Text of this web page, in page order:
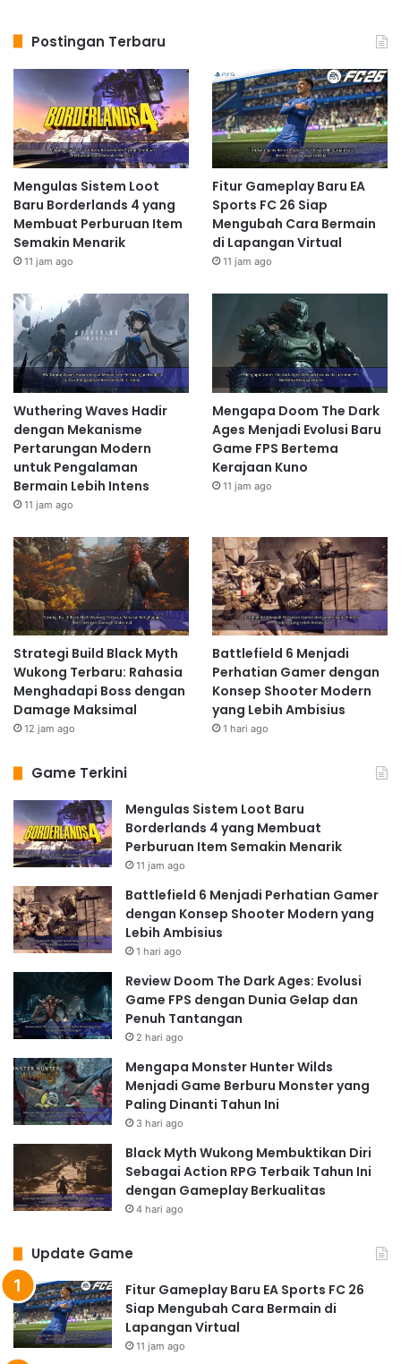
Postingan Terbaru
Mengulas Sistem Loot
Baru Borderlands 4 yang
Membuat Perburuan Item
Semakin Menarik
11 jam ago
Fitur Gameplay Baru EA
Sports FC 26 Siap
Mengubah Cara Bermain
di Lapangan Virtual
11 jam ago
Wuthering Waves Hadir
dengan Mekanisme
Pertarungan Modern
untuk Pengalaman
Bermain Lebih Intens
11 jam ago
Mengapa Doom The Dark
Ages Menjadi Evolusi Baru
Game FPS Bertema
Kerajaan Kuno
11 jam ago
Strategi Build Black Myth
Wukong Terbaru: Rahasia
Menghadapi Boss dengan
Damage Maksimal
12 jam ago
Battlefield 6 Menjadi
Perhatian Gamer dengan
Konsep Shooter Modern
yang Lebih Ambisius
1 hari ago
Game Terkini
Mengulas Sistem Loot Baru
Borderlands 4 yang Membuat
Perburuan Item Semakin Menarik
11 jam ago
Battlefield 6 Menjadi Perhatian Gamer
dengan Konsep Shooter Modern yang
Lebih Ambisius
1 hari ago
Review Doom The Dark Ages: Evolusi
Game FPS dengan Dunia Gelap dan
Penuh Tantangan
2 hari ago
Mengapa Monster Hunter Wilds
Menjadi Game Berburu Monster yang
Paling Dinanti Tahun Ini
3 hari ago
Black Myth Wukong Membuktikan Diri
Sebagai Action RPG Terbaik Tahun Ini
dengan Gameplay Berkualitas
4 hari ago
Update Game
Fitur Gameplay Baru EA Sports FC 26
Siap Mengubah Cara Bermain di
Lapangan Virtual
11 jam ago